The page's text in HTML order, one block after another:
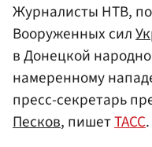
Журналисты НТВ,
Вооруженных сил
в Донецкой
намеренному
пресс-секретарь
Песков, пишетТАСС.